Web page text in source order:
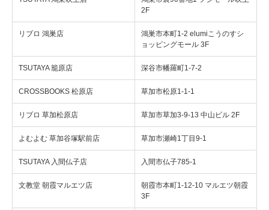
2F
リブロ 鴻巣店
鴻巣市本町1-2 elumiこうのすシ
ョッピングモール 3F
TSUTAYA 籠原店 深谷市幡羅町1-7-2
CROSSBOOKS 松原店 草加市松原1-1-1
リブロ 草加松原店 草加市草加3-9-13 中山ビル 2F
よむよむ 草加谷塚駅前店 草加市瀬崎1丁目9-1
TSUTAYA 入間仏子店 入間市仏子785-1
文教堂 朝霞マルエツ店
朝霞市本町1-12-10 マルエツ朝霞
3F